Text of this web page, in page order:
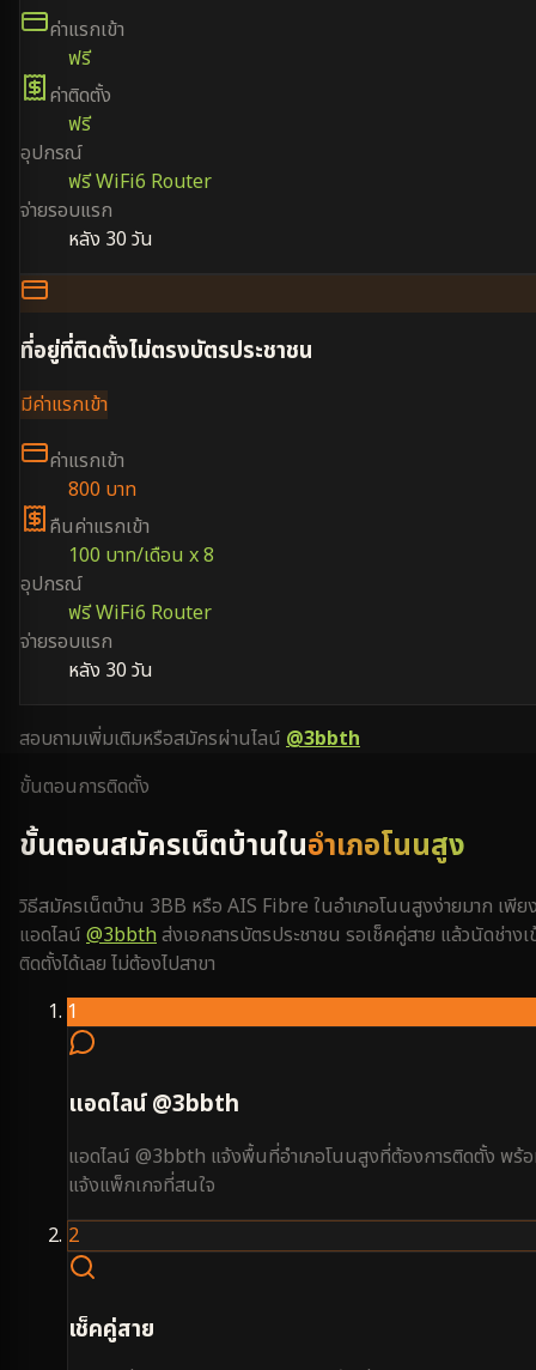
ค่าแรกเข้า
ฟรี
ค่าติดตั้ง
ฟรี
อุปกรณ์
ฟรี WiFi6 Router
จ่ายรอบแรก
หลัง 30 วัน
ที่อยู่ที่ติดตั้งไม่ตรงบัตรประชาชน
มีค่าแรกเข้า
ค่าแรกเข้า
800 บาท
คืนค่าแรกเข้า
100 บาท/เดือน x 8
อุปกรณ์
ฟรี WiFi6 Router
จ่ายรอบแรก
หลัง 30 วัน
สอบถามเพิ่มเติมหรือสมัครผ่านไลน์ @3bbth
ขั้นตอนการติดตั้ง
ขั้นตอนสมัครเน็ตบ้านในอำเภอโนนสูง
วิธีสมัครเน็ตบ้าน 3BB หรือ AIS Fibre ในอำเภอโนนสูงง่ายมาก เพีย
แอดไลน์ @3bbthส่งเอกสารบัตรประชาชน รอเช็คคู่สาย แล้วนัดช่างเ
ติดตั้งได้เลย ไม่ต้องไปสาขา
1
แอดไลน์ @3bbth
แอดไลน์ @3bbth แจ้งพื้นที่อำเภอโนนสูงที่ต้องการติดตั้ง พร้
แจ้งแพ็กเกจที่สนใจ
2
เช็คคู่สาย